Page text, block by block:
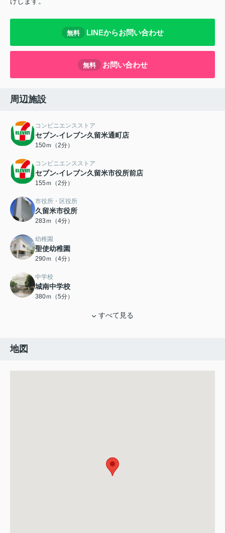
無料 LINEからお問い合わせ
無料 お問い合わせ
周辺施設
コンビニエンスストア
セブン-イレブン久留米通町店
150ｍ（2分）
コンビニエンスストア
セブン-イレブン久留米市役所前店
155ｍ（2分）
市役所・区役所
久留米市役所
283ｍ（4分）
幼稚園
聖使幼稚園
290ｍ（4分）
中学校
城南中学校
380ｍ（5分）
すべて見る
地図